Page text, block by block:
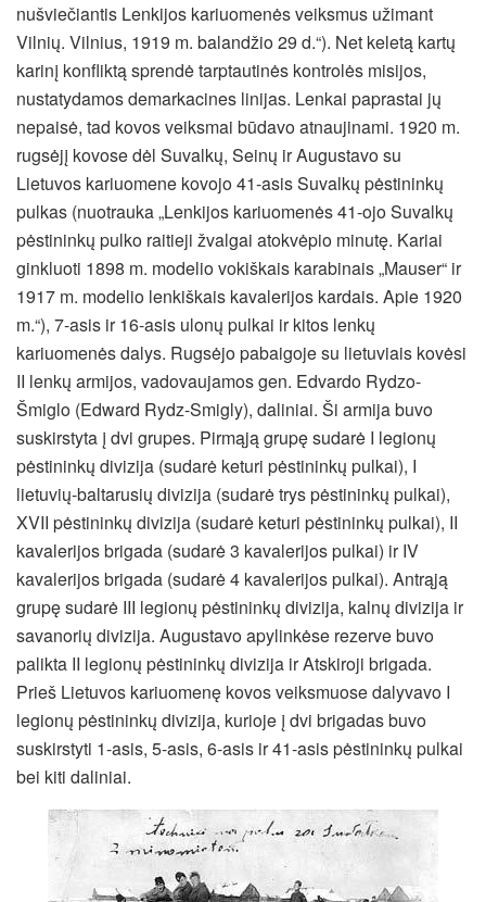
nušviečiantis Lenkijos kariuomenės veiksmus užimant
Vilnių. Vilnius, 1919 m. balandžio 29 d.“). Net keletą kartų
karinį konfliktą sprendė tarptautinės kontrolės misijos,
nustatydamos demarkacines linijas. Lenkai paprastai jų
nepaisė, tad kovos veiksmai būdavo atnaujinami. 1920 m.
rugsėjį kovose dėl Suvalkų, Seinų ir Augustavo su
Lietuvos kariuomene kovojo 41-asis Suvalkų pėstininkų
pulkas (nuotrauka „Lenkijos kariuomenės 41-ojo Suvalkų
pėstininkų pulko raitieji žvalgai atokvėpio minutę. Kariai
ginkluoti 1898 m. modelio vokiškais karabinais „Mauser“ ir
1917 m. modelio lenkiškais kavalerijos kardais. Apie 1920
m.“), 7-asis ir 16-asis ulonų pulkai ir kitos lenkų
kariuomenės dalys. Rugsėjo pabaigoje su lietuviais kovėsi
II lenkų armijos, vadovaujamos gen. Edvardo Rydzo-
Šmiglo (Edward Rydz-Smigly), daliniai. Ši armija buvo
suskirstyta į dvi grupes. Pirmąją grupę sudarė I legionų
pėstininkų divizija (sudarė keturi pėstininkų pulkai), I
lietuvių-baltarusių divizija (sudarė trys pėstininkų pulkai),
XVII pėstininkų divizija (sudarė keturi pėstininkų pulkai), II
kavalerijos brigada (sudarė 3 kavalerijos pulkai) ir IV
kavalerijos brigada (sudarė 4 kavalerijos pulkai). Antrąją
grupę sudarė III legionų pėstininkų divizija, kalnų divizija ir
savanorių divizija. Augustavo apylinkėse rezerve buvo
palikta II legionų pėstininkų divizija ir Atskiroji brigada.
Prieš Lietuvos kariuomenę kovos veiksmuose dalyvavo I
legionų pėstininkų divizija, kurioje į dvi brigadas buvo
suskirstyti 1-asis, 5-asis, 6-asis ir 41-asis pėstininkų pulkai
bei kiti daliniai.